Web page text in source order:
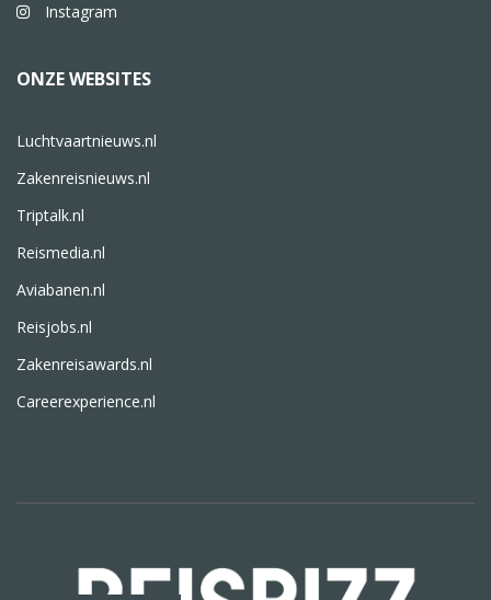
Instagram
ONZE WEBSITES
Luchtvaartnieuws.nl
Zakenreisnieuws.nl
Triptalk.nl
Reismedia.nl
Aviabanen.nl
Reisjobs.nl
Zakenreisawards.nl
Careerexperience.nl